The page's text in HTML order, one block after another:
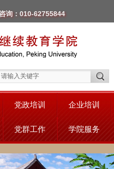
询：010-62755844
党政培训 企业培训
党群工作 学院服务